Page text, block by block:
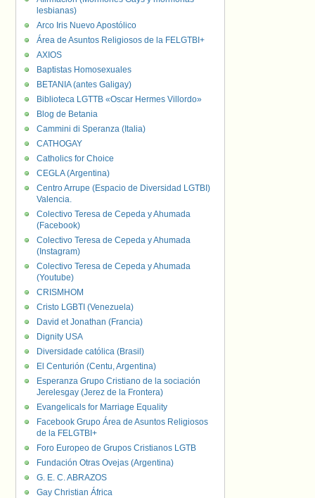
lesbianas)
Arco Iris Nuevo Apostólico
Área de Asuntos Religiosos de la FELGTBI+
AXIOS
Baptistas Homosexuales
BETANIA (antes Galigay)
Biblioteca LGTTB «Oscar Hermes Villordo»
Blog de Betania
Cammini di Speranza (Italia)
CATHOGAY
Catholics for Choice
CEGLA (Argentina)
Centro Arrupe (Espacio de Diversidad LGTBI)
Valencia.
Colectivo Teresa de Cepeda y Ahumada
(Facebook)
Colectivo Teresa de Cepeda y Ahumada
(Instagram)
Colectivo Teresa de Cepeda y Ahumada
(Youtube)
CRISMHOM
Cristo LGBTI (Venezuela)
David et Jonathan (Francia)
Dignity USA
Diversidade católica (Brasil)
El Centurión (Centu, Argentina)
Esperanza Grupo Cristiano de la sociación
Jerelesgay (Jerez de la Frontera)
Evangelicals for Marriage Equality
Facebook Grupo Área de Asuntos Religiosos
de la FELGTBI+
Foro Europeo de Grupos Cristianos LGTB
Fundación Otras Ovejas (Argentina)
G. E. C. ABRAZOS
Gay Christian África